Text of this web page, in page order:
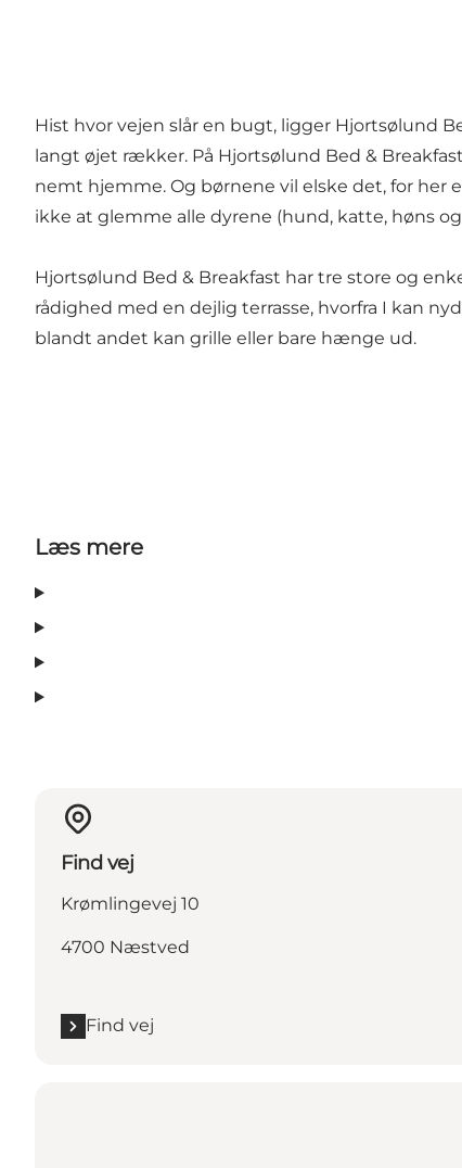
Hist hvor vejen slår en bugt, ligger Hjortsølund
langt øjet rækker. På Hjortsølund Bed &
nemt hjemme. Og børnene vil elske det, for her
ikke at glemme alle dyrene (hund, katte, høns
Hjortsølund Bed & Breakfast har tre store og
rådighed med en dejlig terrasse, hvorfra I kan
blandt andet kan grille eller bare hænge ud.
Læs mere
Find vej
Krømlingevej 10
4700 Næstved
Find vej